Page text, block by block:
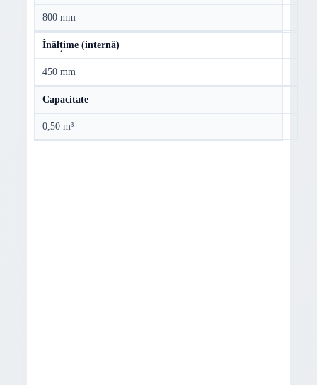
800 mm
Înălțime (internă)
450 mm
Capacitate
0,50 m³